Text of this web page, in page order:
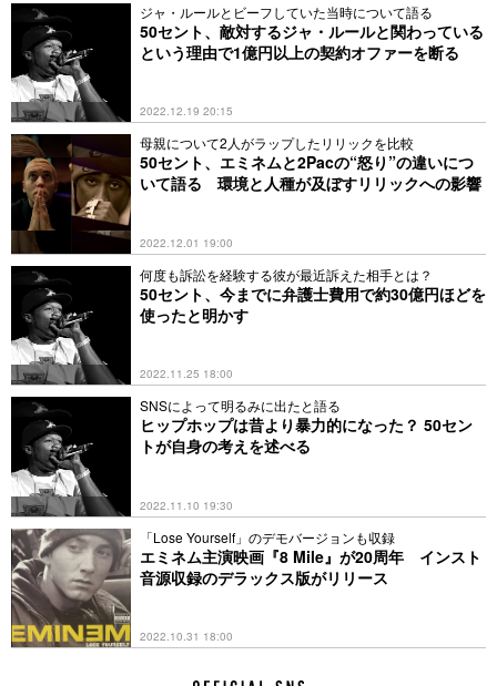
ジャ・ルールとビーフしていた当時について語る
50セント、敵対するジャ・ルールと関わっている
という理由で1億円以上の契約オファーを断る
2022.12.19 20:15
母親について2人がラップしたリリックを比較
50セント、エミネムと2Pacの“怒り”の違いにつ
いて語る 環境と人種が及ぼすリリックへの影響
2022.12.01 19:00
何度も訴訟を経験する彼が最近訴えた相手とは？
50セント、今までに弁護士費用で約30億円ほどを
使ったと明かす
2022.11.25 18:00
SNSによって明るみに出たと語る
ヒップホップは昔より暴力的になった？ 50セン
トが自身の考えを述べる
2022.11.10 19:30
「Lose Yourself」のデモバージョンも収録
エミネム主演映画『8 Mile』が20周年 インスト
音源収録のデラックス版がリリース
2022.10.31 18:00